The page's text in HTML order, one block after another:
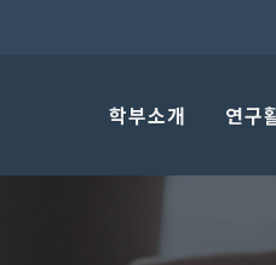
학부소개 연구